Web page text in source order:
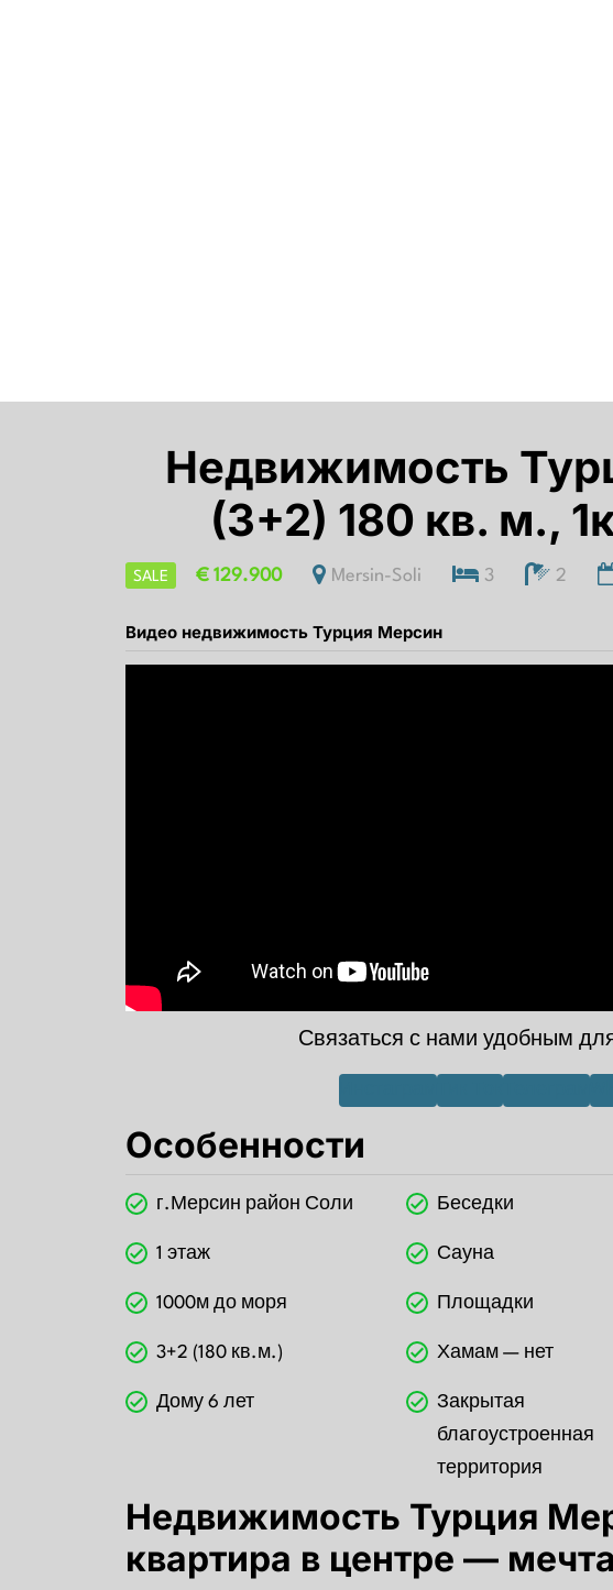
Недвижимость
(3+2) 180 кв. м.,
SALE € 129.900 Mersin-Soli 3 2
Видео недвижимость Турция Мерсин
Связаться с нами удобным
Особенности
г.Мерсин район Соли Беседки
1 этаж Сауна
1000м до моря Площадки
3+2 (180 кв.м.) Хамам — нет
Дому 6 лет
Закрытая
благоустроенная
территория
Недвижимость Турция
квартира в центре —